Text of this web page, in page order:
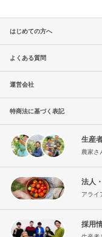
はじめての方へ
よくある質問
運営会社
特商法に基づく表記
生産
農家さ
法人
アライ
採用